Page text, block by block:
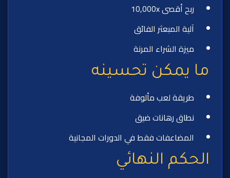
ربح أقصى 10,000x
آلية المبعثر الفائق
ميزة الشراء المرنة
ما يمكن تحسينه
طريقة لعب مألوفة
نطاق رهانات ضيق
المضاعفات فقط في الدورات المجانية
الحكم النهائي